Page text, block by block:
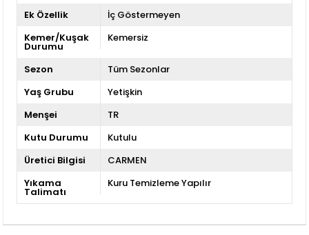
Ek Özellik
İç Göstermeyen
Kemer/Kuşak
Durumu
Kemersiz
Sezon
Tüm Sezonlar
Yaş Grubu
Yetişkin
Menşei
TR
Kutu Durumu
Kutulu
Üretici Bilgisi
CARMEN
Yıkama
Talimatı
Kuru Temizleme Yapılır